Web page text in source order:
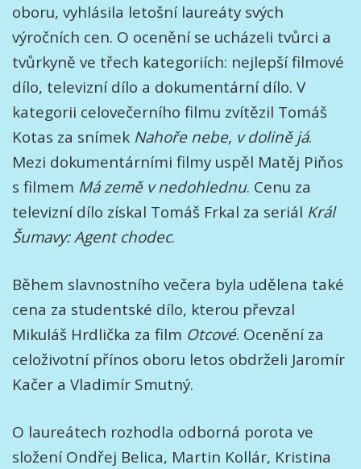
oboru, vyhlásila letošní laureáty svých
výročních cen. O ocenění se ucházeli tvůrci a
tvůrkyně ve třech kategoriích: nejlepší filmové
dílo, televizní dílo a dokumentární dílo. V
kategorii celovečerního filmu zvítězil Tomáš
Kotas za snímek Nahoře nebe, v dolině já.
Mezi dokumentárními filmy uspěl Matěj Piňos
s filmem Má země v nedohlednu. Cenu za
televizní dílo získal Tomáš Frkal za seriál Král
Šumavy: Agent chodec.
Během slavnostního večera byla udělena také
cena za studentské dílo, kterou převzal
Mikuláš Hrdlička za film Otcové. Ocenění za
celoživotní přínos oboru letos obdrželi Jaromír
Kačer a Vladimír Smutný.
O laureátech rozhodla odborná porota ve
složení Ondřej Belica, Martin Kollár, Kristina